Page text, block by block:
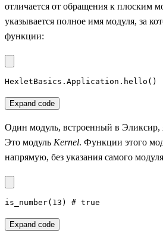
отличается от обращения к плоским
указывается полное имя модуля, за
функции:
HexletBasics.Application.hello()
Expand code
Один модуль, встроенный в Эликсир,
Это модуль Kernel. Функции этого
напрямую, без указания самого
is_number(13) # true
Expand code